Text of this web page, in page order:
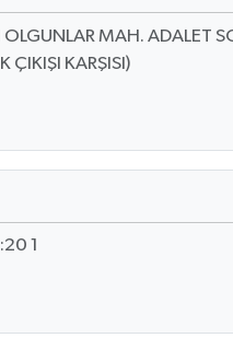
OLGUNLAR MAH. ADALET
ÇIKIŞI KARŞISI)
1